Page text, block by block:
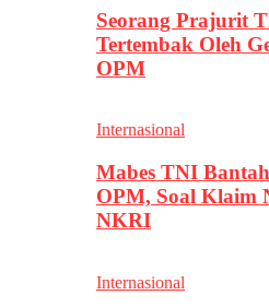
Seorang Prajurit
Tertembak Oleh
OPM
Internasional
Mabes TNI
OPM, Soal Klaim
NKRI
Internasional